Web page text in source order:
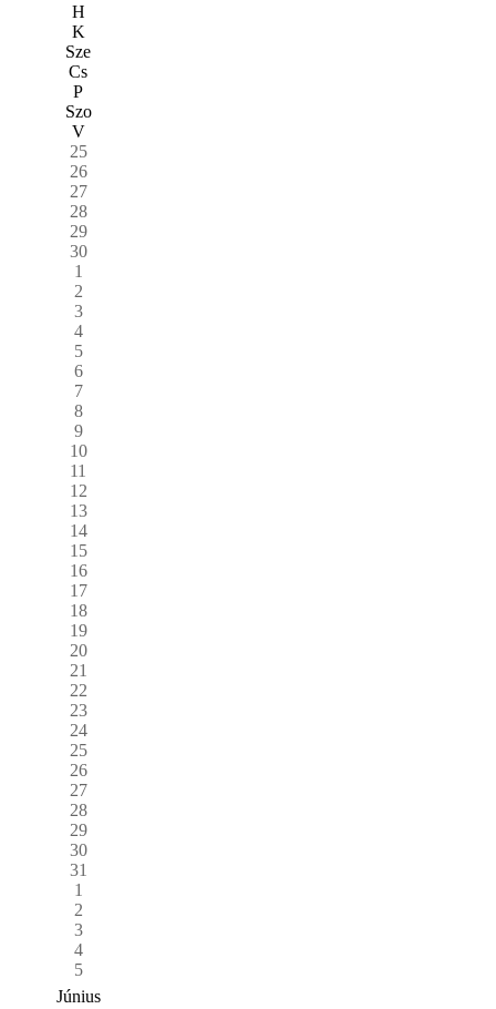
H
K
Sze
Cs
P
Szo
V
25
26
27
28
29
30
1
2
3
4
5
6
7
8
9
10
11
12
13
14
15
16
17
18
19
20
21
22
23
24
25
26
27
28
29
30
31
1
2
3
4
5
Június